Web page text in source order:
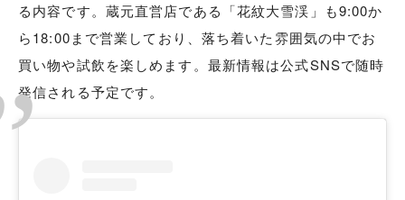
る内容です。蔵元直営店である「花紋大雪渓」も9:00か
ら18:00まで営業しており、落ち着いた雰囲気の中でお
買い物や試飲を楽しめます。最新情報は公式SNSで随時
発信される予定です。